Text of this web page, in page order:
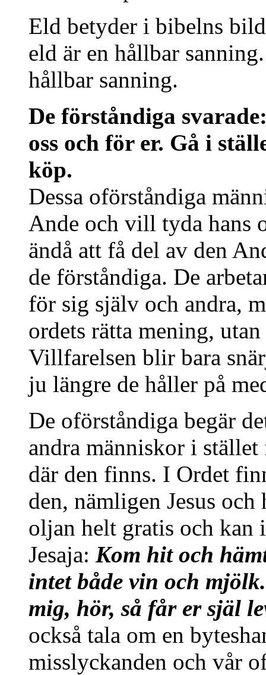
Eld betyder i bibelns
eld är en hållbar
hållbar sanning.
De förståndiga
oss och för er. Gå i
köp.
Dessa oförståndiga
Ande och vill tyda hans
ändå att få del av den
de förståndiga. De
för sig själv och andra,
ordets rätta mening,
Villfarelsen blir bara
ju längre de håller på
De oförståndiga begär
andra människor i
där den finns. I Ordet
den, nämligen Jesus
oljan helt gratis och kan
Jesaja: Kom hit och
intet både vin och
mig, hör, så får er själ
också tala om en
misslyckanden och vår